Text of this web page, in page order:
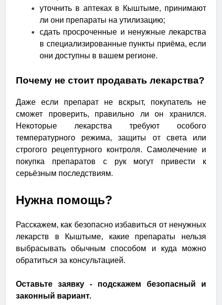
уточнить в аптеках в Кыштыме, принимают
ли они препараты на утилизацию;
сдать просроченные и ненужные лекарства
в специализированные пункты приёма, если
они доступны в вашем регионе.
Почему не стоит продавать лекарства?
Даже если препарат не вскрыт, покупатель не
сможет проверить, правильно ли он хранился.
Некоторые лекарства требуют особого
температурного режима, защиты от света или
строгого рецептурного контроля. Самолечение и
покупка препаратов с рук могут привести к
серьёзным последствиям.
Нужна помощь?
Расскажем, как безопасно избавиться от ненужных
лекарств в Кыштыме, какие препараты нельзя
выбрасывать обычным способом и куда можно
обратиться за консультацией.
Оставьте заявку - подскажем безопасный и
законный вариант.